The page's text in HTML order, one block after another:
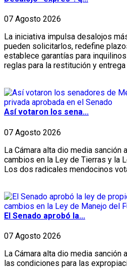
07 Agosto 2026
La iniciativa impulsa desalojos
pueden solicitarlos, redefine
establece garantías para
reglas para la restitución y entrega
Así votaron los sena...
07 Agosto 2026
La Cámara alta dio media
cambios en la Ley de Tierras y la
Los dos radicales mendocinos
El Senado aprobó la...
07 Agosto 2026
La Cámara alta dio media sanción
las condiciones para las